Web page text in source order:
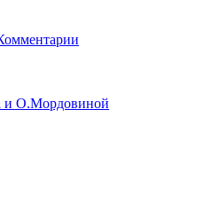
и О.Мордовиной